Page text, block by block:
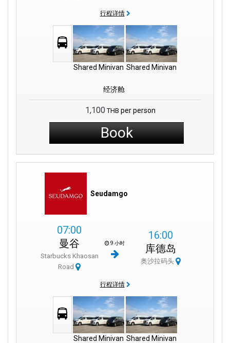
行程详情
Shared Minivan Shared Minivan
经济舱
1,100 THB per person
Book
Seudamgo
07:00
曼谷
Starbucks Khaosan
Road
9 小时
16:00
库德岛
奥沙拉码头
行程详情
Shared Minivan Shared Minivan